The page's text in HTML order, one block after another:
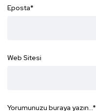
Eposta*
Web Sitesi
Yorumunuzu buraya yazın...*